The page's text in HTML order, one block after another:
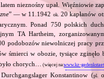
nieznośny upał. Więźniowie
” — w 11.1942 ok. 20 kapłanów
Ponad 750 polskich
TA Hartheim,
podobozów niewolniczej pracy
śmierci w obozie, tysiące
chorych…
(więcej na:www.kz-
Durchgangslager Konstantinow (pl.